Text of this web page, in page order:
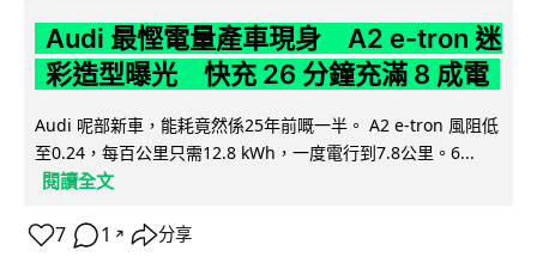
Audi 最慳電量產車現身 A2 e-tron 迷
彩造型曝光 快充 26 分鐘充滿 8 成電
Audi 呢部新車，能耗竟然係25年前嘅一半。 A2 e-tron 風阻低
至0.24，每百公里只需12.8 kWh，一度電行到7.8公里。6...
閱讀全文
7 1 ↗ 分享